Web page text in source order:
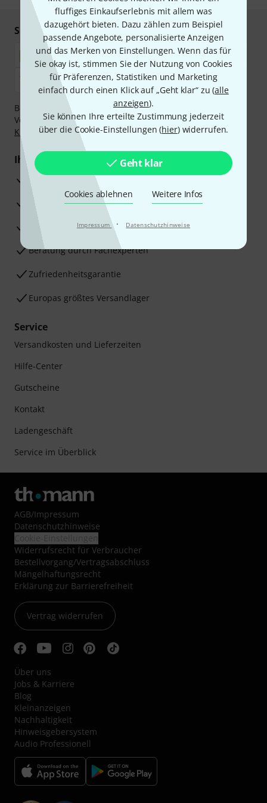
fluffiges Einkaufserlebnis mit allem was
dazugehört bieten. Dazu zählen zum Beispiel
passende Angebote, personalisierte Anzeigen
und das Merken von Einstellungen. Wenn das für
Sie okay ist, stimmen Sie der Nutzung von Cookies
für Präferenzen, Statistiken und Marketing
einfach durch einen Klick auf „Geht klar“ zu (alle
anzeigen).
Sie können Ihre erteilte Zustimmung jederzeit
über die Cookie-Einstellungen (hier) widerrufen.
Geht klar
Cookies ablehnen Weitere Infos
Impressum · Datenschutzhinweise
Sicher einkaufen & bezahlen
Bezahlen Sie vertraulich und sicher per Nachnahme,
Vorkasse, PayPal, Amazon Pay,Klarna Sofort bezahlen
Klarna Ratenzahlungoder Kreditkarte.
Ihre Vorteile
3 Jahre Thomann Garantie
30 Tage Money-Back-Garantie
Reparaturservice
Beratung durch Fachexperten
Zufriedenheitsgarantie
Europas größtes Versandlager
Service
Versandkosten und Lieferzeiten
Hilfe-Center
Gutscheine
Kontakt
Ladengeschäft
Service im Überblick
AGB/Impressum
Datenschutzhinweise
Widerrufsrecht für Verbraucher
Bestellvorgang/Vertragsabschluss
Mängelhaftungsrecht
Erklärung zur Barrierefreiheit
Vertrag widerrufen
Über uns
Jobs & Karriere
Blog
Kleinanzeigen
Nachhaltigkeit
Hinweisgebersystem
Audio Professionell